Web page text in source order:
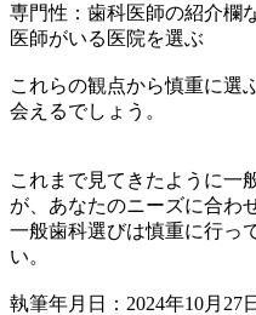
専門性：歯科医師の紹介欄
医師がいる医院を選ぶ
これらの観点から慎重に選
会えるでしょう。
これまで見てきたように一
が、あなたのニーズに合わ
一般歯科選びは慎重に行っ
い。
執筆年月日：2024年10月27日